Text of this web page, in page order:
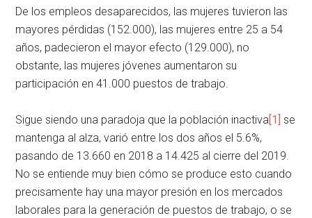
De los empleos desaparecidos, las mujeres tuvieron las
mayores pérdidas (152.000), las mujeres entre 25 a 54
años, padecieron el mayor efecto (129.000), no
obstante, las mujeres jóvenes aumentaron su
participación en 41.000 puestos de trabajo.
Sigue siendo una paradoja que la población inactiva [1] se
mantenga al alza, varió entre los dos años el 5.6%,
pasando de 13.660 en 2018 a 14.425 al cierre del 2019.
No se entiende muy bien cómo se produce esto cuando
precisamente hay una mayor presión en los mercados
laborales para la generación de puestos de trabajo, o se